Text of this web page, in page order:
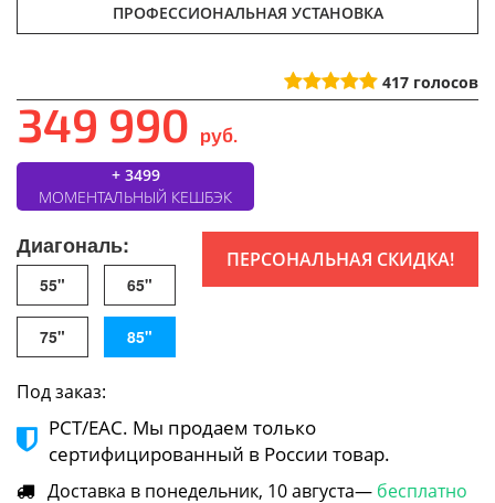
ПРОФЕССИОНАЛЬНАЯ УСТАНОВКА
417 голосов
349 990 руб.
+ 3499
МОМЕНТАЛЬНЫЙ КЕШБЭК
ПЕРСОНАЛЬНАЯ СКИДКА!
Диагональ:
55" 65"
75" 85"
Под заказ:
РСТ/ЕАС. Мы продаем только
сертифицированный в России товар.
Доставка в понедельник, 10 августа— бесплатно